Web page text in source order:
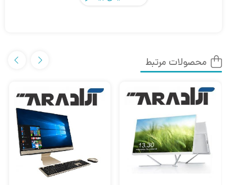
کرد. البته اسم دیگر این محصول به نام کامپیوتر رومیزی نیز شناخته
محصول از تولیدات شرکت آیدیاسنتر (IdeaCentre) می باشد که نام
این سری از محصولات لنوو است که امروز قصد داریم به بررسی
ویژگی‌های این مدل لنوو A340-G بپردازیم.
آل-این-وان لنوو مدل A340-G
محصولات مرتبط